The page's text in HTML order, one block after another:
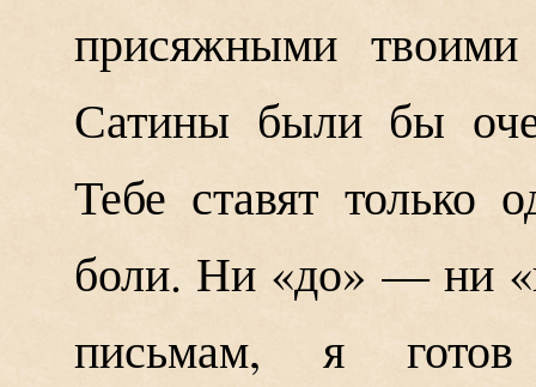
присяжными
Сатины были бы
Тебе ставят только
боли. Ни «до» — ни
письмам, я